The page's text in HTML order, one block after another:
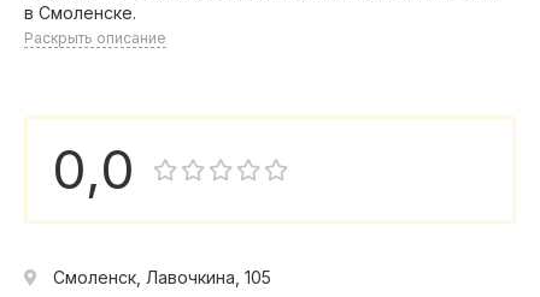
в Смоленске.
Раскрыть описание
0,0
Смоленск, Лавочкина, 105